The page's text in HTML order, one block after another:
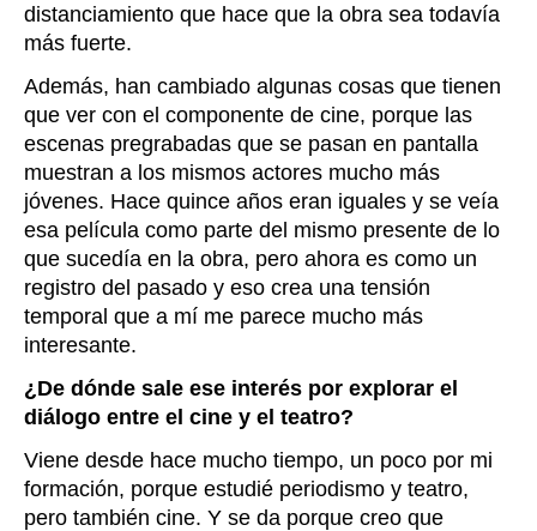
distanciamiento que hace que la obra sea todavía
más fuerte.
Además, han cambiado algunas cosas que tienen
que ver con el componente de cine, porque las
escenas pregrabadas que se pasan en pantalla
muestran a los mismos actores mucho más
jóvenes. Hace quince años eran iguales y se veía
esa película como parte del mismo presente de lo
que sucedía en la obra, pero ahora es como un
registro del pasado y eso crea una tensión
temporal que a mí me parece mucho más
interesante.
¿De dónde sale ese interés por explorar el
diálogo entre el cine y el teatro?
Viene desde hace mucho tiempo, un poco por mi
formación, porque estudié periodismo y teatro,
pero también cine. Y se da porque creo que